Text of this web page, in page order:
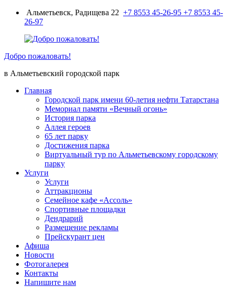
ПерейтиАльметьевск, Радищева 22 +7 8553 45-26-95 +7 8553 45-
26-97
Добро пожаловать!
в Альметьевский городской парк
Главная
Городской парк имени 60-летия нефти Татарстана
Мемориал памяти «Вечный огонь»
История парка
Аллея героев
65 лет парку
Достижения парка
Виртуальный тур по Альметьевскому городскому
парку
Услуги
Услуги
Аттракционы
Семейное кафе «Ассоль»
Спортивные площадки
Дендрарий
Размещение рекламы
Прейскурант цен
Афиша
Новости
Фотогалерея
Контакты
Напишите нам